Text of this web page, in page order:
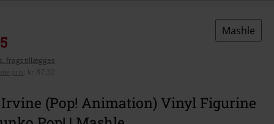
fragt tillægges
pris
kr 87.32
Mashle
(Pop! Animation) Vinyl Figurine